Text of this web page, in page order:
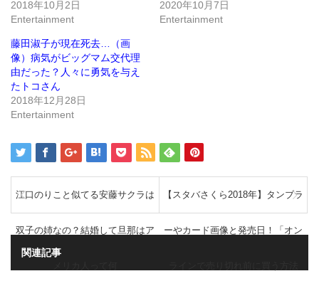
ン
ド
ウ
開
き
ま
す)
だ
さ
い
し
い
ウ
ィ
ン
ド
で
開
き
2018年10月2日
Entertainment
2020年10月7日
Entertainment
藤田淑子が現在死去…（画
像）病気がビッグマム交代理
由だった？人々に勇気を与え
たトコさん
2018年12月28日
Entertainment
江口のりこと似てる安藤サクラは
双子の姉なの？結婚して旦那はア
【スタバさくら2018年】タンブラ
ーやカード画像と発売日！「オン
関連記事